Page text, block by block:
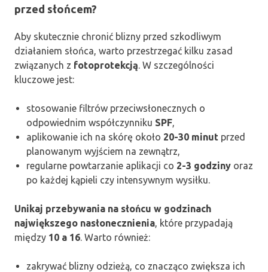
przed słońcem?
Aby skutecznie chronić blizny przed szkodliwym
działaniem słońca, warto przestrzegać kilku zasad
związanych z fotoprotekcją. W szczególności
kluczowe jest:
stosowanie filtrów przeciwsłonecznych o
odpowiednim współczynniku SPF,
aplikowanie ich na skórę około 20-30 minut przed
planowanym wyjściem na zewnątrz,
regularne powtarzanie aplikacji co 2-3 godziny oraz
po każdej kąpieli czy intensywnym wysiłku.
Unikaj przebywania na słońcu w godzinach
największego nasłonecznienia, które przypadają
między 10 a 16. Warto również:
zakrywać blizny odzieżą, co znacząco zwiększa ich